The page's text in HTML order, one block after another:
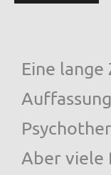
Eine
Aber viele